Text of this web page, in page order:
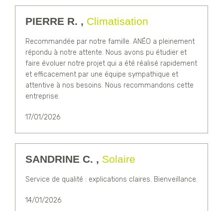
PIERRE R. , Climatisation
Recommandée par notre famille. ANÉO a pleinement
répondu à notre attente. Nous avons pu étudier et
faire évoluer notre projet qui a été réalisé rapidement
et efficacement par une équipe sympathique et
attentive à nos besoins. Nous recommandons cette
entreprise.
17/01/2026
SANDRINE C. , Solaire
Service de qualité : explications claires. Bienveillance.
14/01/2026